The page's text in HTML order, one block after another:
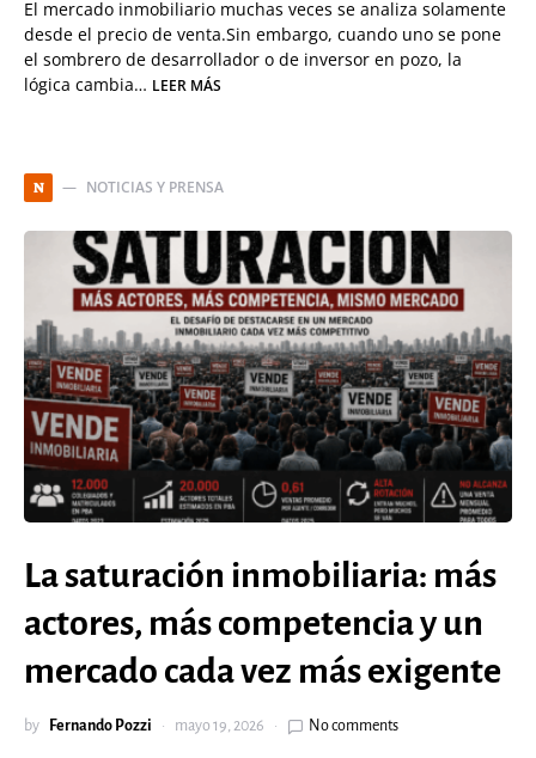
El mercado inmobiliario muchas veces se analiza solamente
desde el precio de venta.Sin embargo, cuando uno se pone
el sombrero de desarrollador o de inversor en pozo, la
lógica cambia… LEER MÁS
N NOTICIAS Y PRENSA
La saturación inmobiliaria: más
actores, más competencia y un
mercado cada vez más exigente
by Fernando Pozzi mayo 19, 2026 No comments